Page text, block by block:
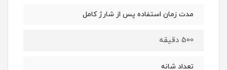
مدت زمان استفاده پس از شارژ کامل
500 دقیقه
تعداد شانه